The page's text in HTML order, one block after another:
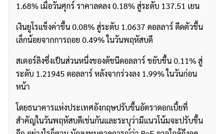
1.68% เมื่อวันศุกร์ ราคาลดลง 0.18% สู่ระดับ 137.51 เยน
เงินยูโรแข็งค่าขึ้น 0.08% สู่ระดับ 1.0637 ดอลลาร์ ดีดตัวขึ้น
เล็กน้อยจากการถอย 0.49% ในวันพฤหัสบดี
สเตอร์ลิงซึ่งเป็นส่วนหนึ่งของดัชนีดอลลาร์ ขยับขึ้น 0.11% สู่
ระดับ 1.21945 ดอลลาร์ หลังจากร่วงลง 1.99% ในวันก่อน
หน้า
โดยธนาคารแห่งประเทศอังกฤษปรับขึ้นอัตราดอกเบี้ยที่
สำคัญในวันพฤหัสบดีเช่นกันและระบุว่ามีแนวโน้มจะปรับขึ้น